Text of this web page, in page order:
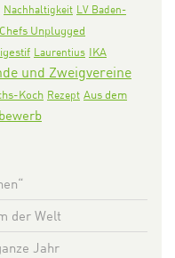
Nachhaltigkeit LV Baden-
Unplugged
Laurentius IKA
und Zweigvereine
Koch Rezept Aus dem
der Welt
Jahr